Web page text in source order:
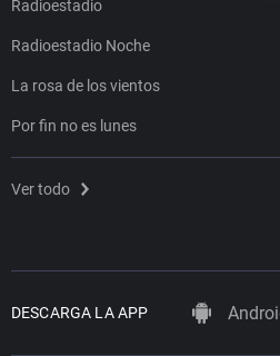
Radioestadio
Radioestadio Noche
La rosa de los vientos
Por fin no es lunes
Ver todo
DESCARGA LA APP